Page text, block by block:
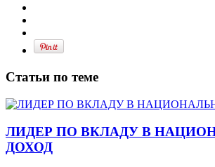
Статьи по теме
ЛИДЕР ПО ВКЛАДУ В
ДОХОД